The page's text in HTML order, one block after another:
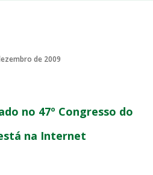
de 2009
no 47º Congresso do
na Internet